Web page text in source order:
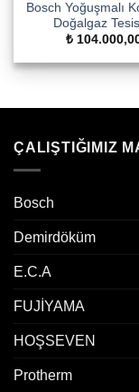
Bosch Yoğuşmalı
Doğalgaz
₺
ÇALIŞTIĞIMIZ
Bosch
Demirdöküm
E.C.A
FUJİYAMA
HOŞSEVEN
Protherm